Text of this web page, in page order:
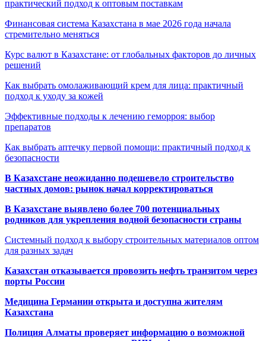
практический подход к оптовым поставкам
Финансовая система Казахстана в мае 2026 года начала
стремительно меняться
Курс валют в Казахстане: от глобальных факторов до личных
решений
Как выбрать омолаживающий крем для лица: практичный
подход к уходу за кожей
Эффективные подходы к лечению геморроя: выбор
препаратов
Как выбрать аптечку первой помощи: практичный подход к
безопасности
В Казахстане неожиданно подешевело строительство
частных домов: рынок начал корректироваться
В Казахстане выявлено более 700 потенциальных
родников для укрепления водной безопасности страны
Системный подход к выбору строительных материалов оптом
для разных задач
Казахстан отказывается провозить нефть транзитом через
порты России
Медицина Германии открыта и доступна жителям
Казахстана
Полиция Алматы проверяет информацию о возможной